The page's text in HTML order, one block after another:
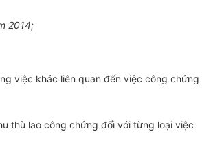
2014;
việc khác liên quan đến việc công chứng
thù lao công chứng đối với từng loại việc